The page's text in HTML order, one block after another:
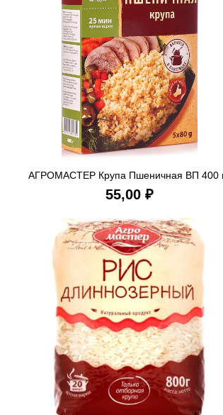
В КОРЗИНУ
АГРОМАСТЕР Крупа Пшеничная ВП 400
₽